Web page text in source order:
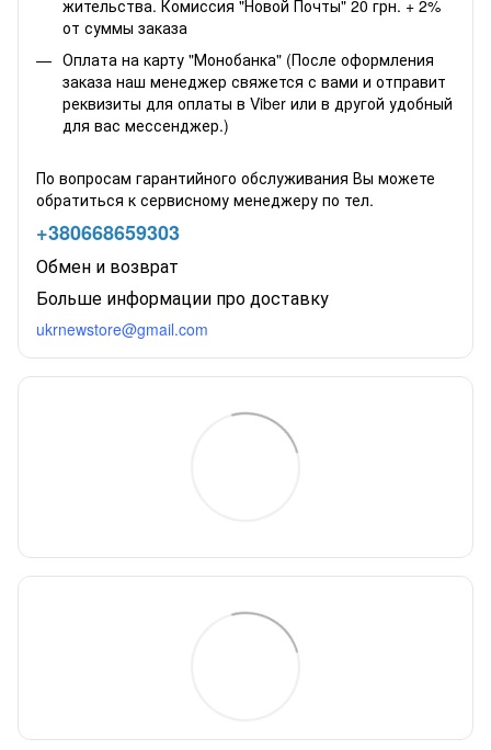
жительства. Комиссия "Новой Почты" 20 грн. + 2%
от суммы заказа
Оплата на карту "Монобанка" (После оформления
заказа наш менеджер свяжется с вами и отправит
реквизиты для оплаты в Viber или в другой удобный
для вас мессенджер.)
По вопросам гарантийного обслуживания Вы можете
обратиться к сервисному менеджеру по тел.
+380668659303
Обмен и возврат
Больше информации про доставку
ukrnewstore@gmail.com